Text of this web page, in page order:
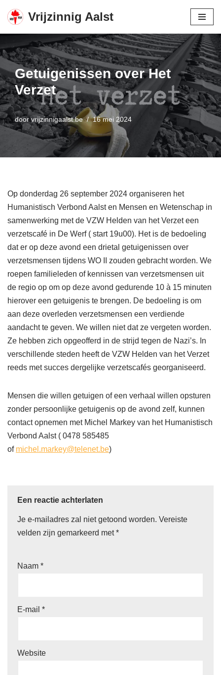
Spring
de
inhoud
Vrijzinnig Aalst
Getuigenissen over Het
Verzet
doorvrijzinnigaalst.be 16 mei 2024
Op donderdag 26 september 2024 organiseren het
Humanistisch Verbond Aalst en Mensen en Wetenschap in
samenwerking met de VZW Helden van het Verzet een
verzetscafé in De Werf ( start 19u00). Het is de bedoeling
dat er op deze avond een drietal getuigenissen over
verzetsmensen tijdens WO II zouden gebracht worden. We
roepen familieleden of kennissen van verzetsmensen uit
de regio op om op deze avond gedurende 10 à 15 minuten
hierover een getuigenis te brengen. De bedoeling is om
aan deze overleden verzetsmensen een verdiende
aandacht te geven. We willen niet dat ze vergeten worden.
Ze hebben zich opgeofferd in de strijd tegen de Nazi’s. In
verschillende steden heeft de VZW Helden van het Verzet
reeds met succes dergelijke verzetscafés georganiseerd.
Mensen die willen getuigen of een verhaal willen opsturen
zonder persoonlijke getuigenis op de avond zelf, kunnen
contact opnemen met Michel Markey van het Humanistisch
Verbond Aalst ( 0478 585485
of michel.markey@telenet.be)
Een reactie achterlaten
Je e-mailadres zal niet getoond worden. Vereiste
velden zijn gemarkeerd met*
Naam *
E-mail *
Website